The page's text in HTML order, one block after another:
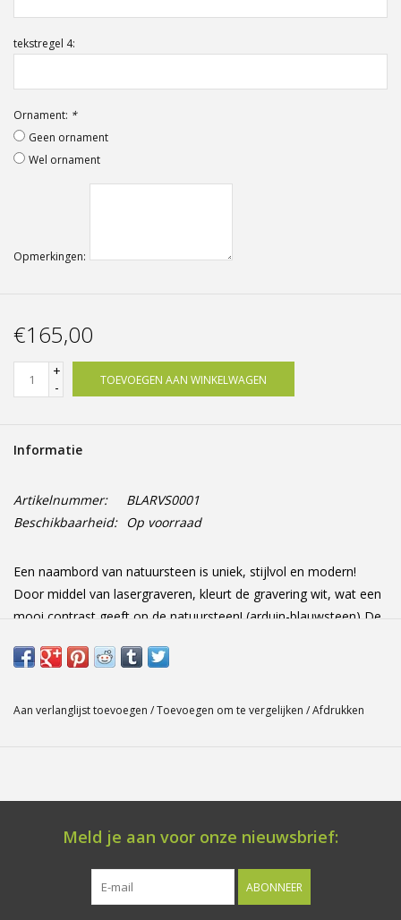
tekstregel 4:
Ornament: *
Geen ornament
Wel ornament
Opmerkingen:
€165,00
+
-
TOEVOEGEN AAN WINKELWAGEN
Informatie
Artikelnummer:
BLARVS0001
Beschikbaarheid: Op voorraad
Een naambord van natuursteen is uniek, stijlvol en modern!
Door middel van lasergraveren, kleurt de gravering wit, wat een
mooi contrast geeft op de natuursteen! (arduin-blauwsteen) De
de organische structuur van de natuursteen geeft aan ieder stuk
montageset (bijgeleverd) Wilt u een specifieke afmeting? Of
Aan verlanglijst toevoegen /Toevoegen om te vergelijken /Afdrukken
Meld je aan voor onze nieuwsbrief:
ABONNEER